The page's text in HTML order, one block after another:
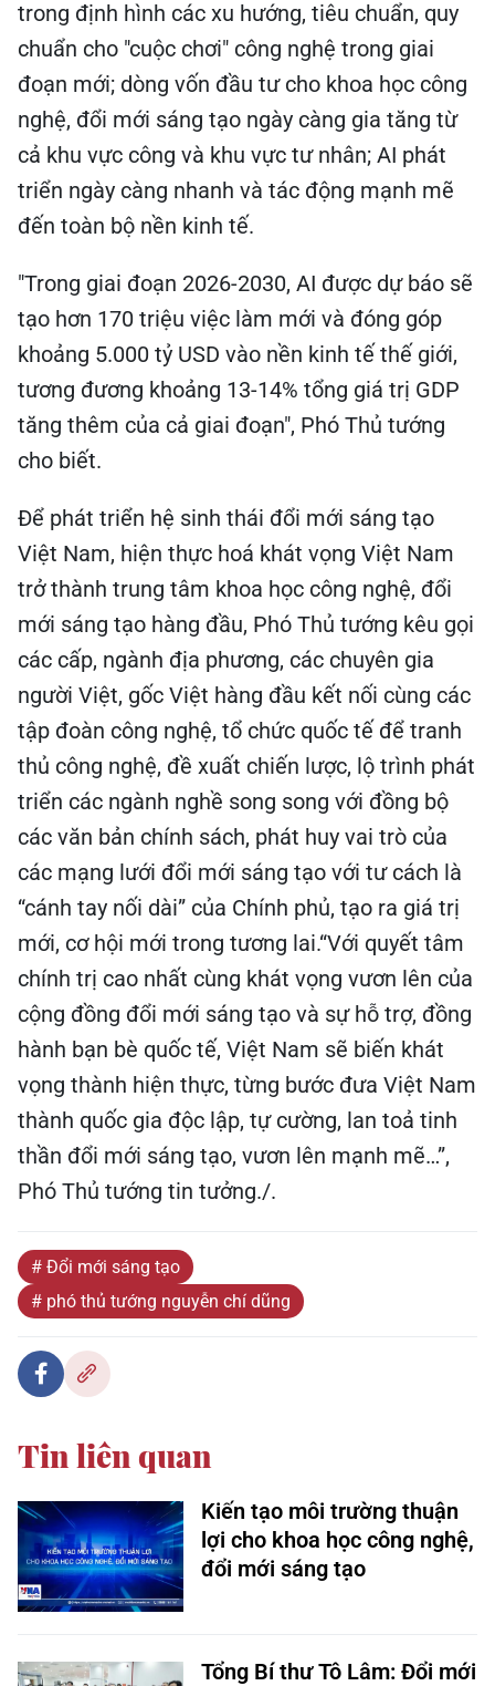
trong định hình các xu hướng, tiêu chuẩn, quy
chuẩn cho "cuộc chơi" công nghệ trong giai
đoạn mới; dòng vốn đầu tư cho khoa học công
nghệ, đổi mới sáng tạo ngày càng gia tăng từ
cả khu vực công và khu vực tư nhân; AI phát
triển ngày càng nhanh và tác động mạnh mẽ
đến toàn bộ nền kinh tế.
"Trong giai đoạn 2026-2030, AI được dự báo sẽ
tạo hơn 170 triệu việc làm mới và đóng góp
khoảng 5.000 tỷ USD vào nền kinh tế thế giới,
tương đương khoảng 13-14% tổng giá trị GDP
tăng thêm của cả giai đoạn", Phó Thủ tướng
cho biết.
Để phát triển hệ sinh thái đổi mới sáng tạo
Việt Nam, hiện thực hoá khát vọng Việt Nam
trở thành trung tâm khoa học công nghệ, đổi
mới sáng tạo hàng đầu, Phó Thủ tướng kêu gọi
các cấp, ngành địa phương, các chuyên gia
người Việt, gốc Việt hàng đầu kết nối cùng các
tập đoàn công nghệ, tổ chức quốc tế để tranh
thủ công nghệ, đề xuất chiến lược, lộ trình phát
triển các ngành nghề song song với đồng bộ
các văn bản chính sách, phát huy vai trò của
các mạng lưới đổi mới sáng tạo với tư cách là
“cánh tay nối dài” của Chính phủ, tạo ra giá trị
mới, cơ hội mới trong tương lai.“Với quyết tâm
chính trị cao nhất cùng khát vọng vươn lên của
cộng đồng đổi mới sáng tạo và sự hỗ trợ, đồng
hành bạn bè quốc tế, Việt Nam sẽ biến khát
vọng thành hiện thực, từng bước đưa Việt Nam
thành quốc gia độc lập, tự cường, lan toả tinh
thần đổi mới sáng tạo, vươn lên mạnh mẽ…”,
Phó Thủ tướng tin tưởng./.
# Đổi mới sáng tạo
# phó thủ tướng nguyễn chí dũng
Tin liên quan
Kiến tạo môi trường thuận
lợi cho khoa học công nghệ,
đổi mới sáng tạo
Tổng Bí thư Tô Lâm: Đổi mới